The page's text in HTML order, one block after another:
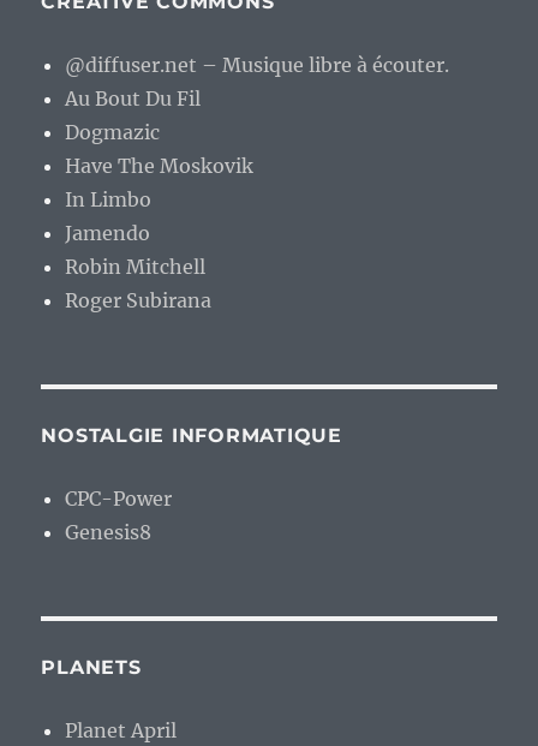
@diffuser.net – Musique libre à écouter.
Au Bout Du Fil
Dogmazic
Have The Moskovik
In Limbo
Jamendo
Robin Mitchell
Roger Subirana
NOSTALGIE INFORMATIQUE
CPC-Power
Genesis8
PLANETS
Planet April